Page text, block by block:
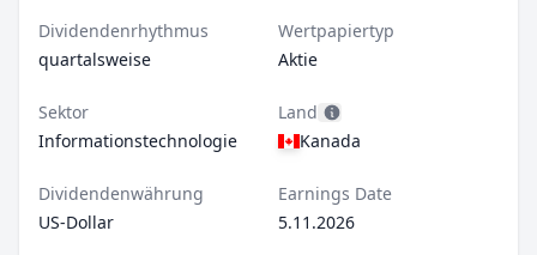
Dividendenrhythmus
quartalsweise
Wertpapiertyp
Aktie
Sektor
Informationstechnologie
Land
Kanada
Dividendenwährung
US-Dollar
Earnings Date
5.11.2026